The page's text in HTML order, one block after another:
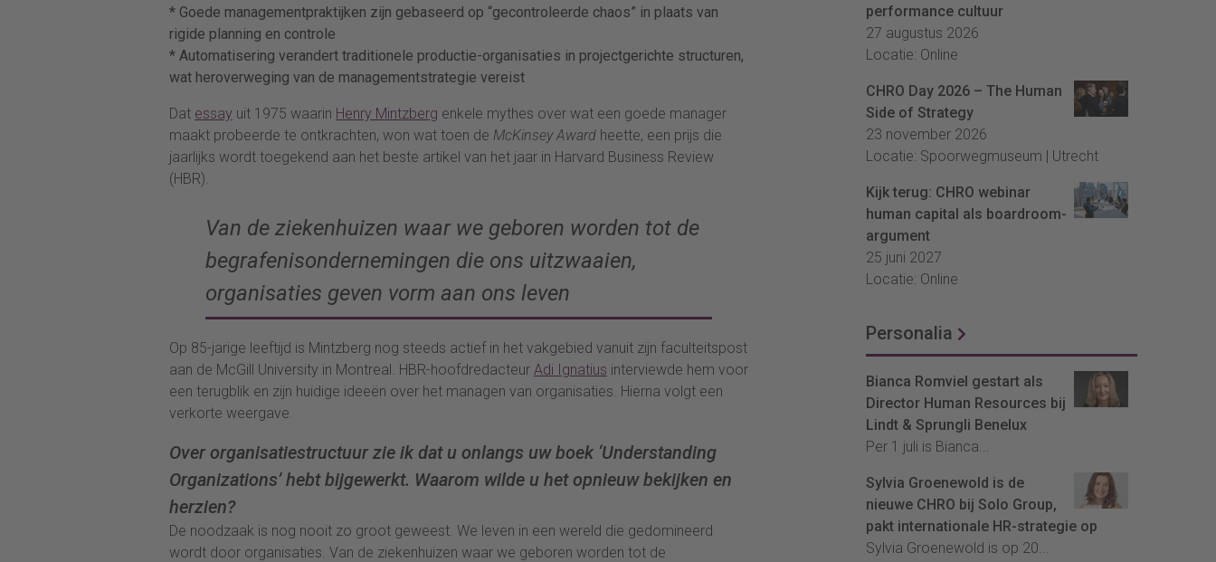
* Goede managementpraktijken zijn gebaseerd op “gecontroleerde chaos” in plaats van
rigide planning en controle
* Automatisering verandert traditionele productie-organisaties in projectgerichte structuren,
wat heroverweging van de managementstrategie vereist
Dat essay uit 1975 waarin Henry Mintzberg enkele mythes over wat een goede manager
maakt probeerde te ontkrachten, won wat toen de McKinsey Award heette, een prijs die
jaarlijks wordt toegekend aan het beste artikel van het jaar in Harvard Business Review
(HBR).
Van de ziekenhuizen waar we geboren worden tot de
begrafenisondernemingen die ons uitzwaaien,
organisaties geven vorm aan ons leven
Op 85-jarige leeftijd is Mintzberg nog steeds actief in het vakgebied vanuit zijn faculteitspost
aan de McGill University in Montreal. HBR-hoofdredacteur Adi Ignatius interviewde hem voor
een terugblik en zijn huidige ideeën over het managen van organisaties. Hierna volgt een
verkorte weergave.
Over organisatiestructuur zie ik dat u onlangs uw boek ‘Understanding
Organizations’ hebt bijgewerkt. Waarom wilde u het opnieuw bekijken en
herzien?
De noodzaak is nog nooit zo groot geweest. We leven in een wereld die gedomineerd
wordt door organisaties. Van de ziekenhuizen waar we geboren worden tot de
performance cultuur
27 augustus 2026
Locatie: Online
CHRO Day 2026 – The Human
Side of Strategy
23 november 2026
Locatie: Spoorwegmuseum | Utrecht
Kijk terug: CHRO webinar
human capital als boardroom-
argument
25 juni 2027
Locatie: Online
Personalia
Bianca Romviel gestart als
Director Human Resources bij
Lindt & Sprungli Benelux
Per 1 juli is Bianca...
Sylvia Groenewold is de
nieuwe CHRO bij Solo Group,
pakt internationale HR-strategie op
Sylvia Groenewold is op 20...